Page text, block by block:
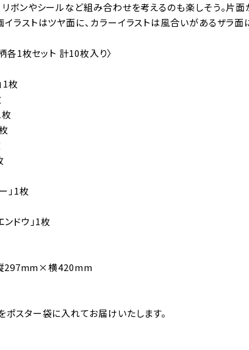
リボンやシールなど組み合わせを考えるのも楽しそう。片
イラストはツヤ面に、カラーイラストは風合いがあるザラ面
柄各1枚セット 計10枚入り〉
1枚
枚
」1枚
ンドウ」1枚
297mm×横420mm
ポスター袋に入れてお届けいたします。